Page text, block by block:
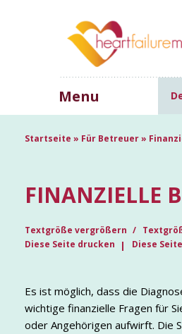
Menu
Startseite » Für Betreuer»
FINANZIELLE
Textgröße vergrößern
Diese Seite drucken
Diese
Es ist möglich, dass die
wichtige finanzielle Fragen für
oder Angehörigen aufwirft. Die